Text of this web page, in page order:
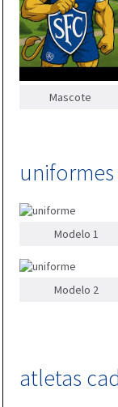
Mascote
uniformes
Modelo 1
Modelo 2
atletas